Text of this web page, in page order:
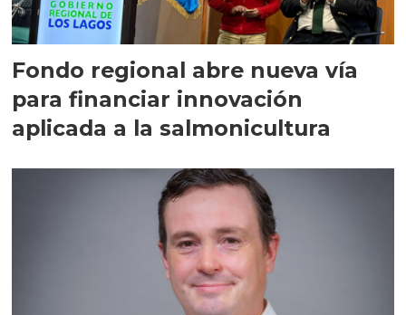
Fondo regional abre nueva vía
para financiar innovación
aplicada a la salmonicultura